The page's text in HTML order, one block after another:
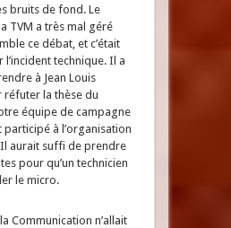
bruits de fond. Le
TVM a très mal géré
ce débat, et c’était
l’incident technique. Il a
à Jean Louis
réfuter la thèse du
équipe de campagne
participé à l’organisation
aurait suffi de prendre
pour qu’un technicien
le micro.
Communication n’allait